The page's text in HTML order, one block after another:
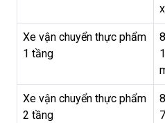
Xe vận chuyển thực phẩm
1 tầng
Xe vận chuyển thực phẩm
2 tầng